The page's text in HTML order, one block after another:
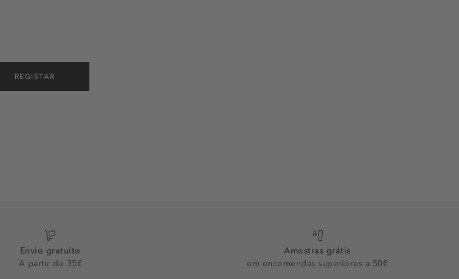
REGISTAR
Envio gratuito
A partir de 35€
Amostras grátis
em encomendas superiores a 50€